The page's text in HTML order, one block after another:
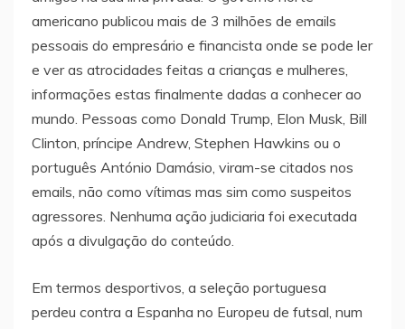
americano publicou mais de 3 milhões de emails
pessoais do empresário e financista onde se pode ler
e ver as atrocidades feitas a crianças e mulheres,
informações estas finalmente dadas a conhecer ao
mundo. Pessoas como Donald Trump, Elon Musk, Bill
Clinton, príncipe Andrew, Stephen Hawkins ou o
português António Damásio, viram-se citados nos
emails, não como vítimas mas sim como suspeitos
agressores. Nenhuma ação judiciaria foi executada
após a divulgação do conteúdo.
Em termos desportivos, a seleção portuguesa
perdeu contra a Espanha no Europeu de futsal, num